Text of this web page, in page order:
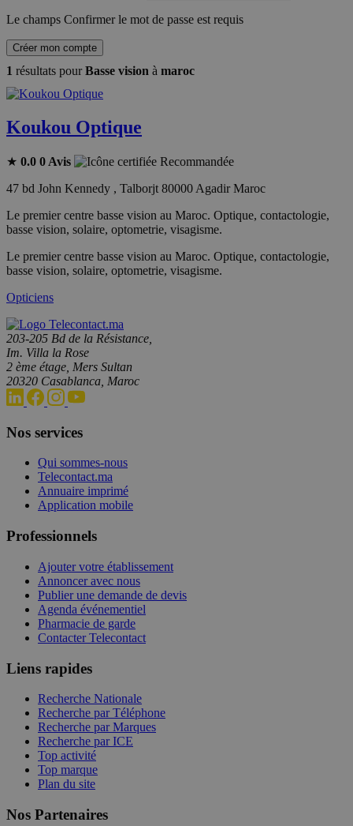
Le champs Confirmer le mot de passe est requis
Créer mon compte
1 résultats pourBasse vision à maroc
Koukou Optique
★ 0.0 0 Avis
Recommandée
47 bd John Kennedy , Talborjt 80000 Agadir Maroc
Le premier centre basse vision au Maroc. Optique, contactologie,
basse vision, solaire, optometrie, visagisme.
Le premier centre basse vision au Maroc. Optique, contactologie,
basse vision, solaire, optometrie, visagisme.
Opticiens
203-205 Bd de la Résistance,
Im. Villa la Rose
2 ème étage, Mers Sultan
20320 Casablanca, Maroc
Nos services
Qui sommes-nous
Telecontact.ma
Annuaire imprimé
Application mobile
Professionnels
Ajouter votre établissement
Annoncer avec nous
Publier une demande de devis
Agenda événementiel
Pharmacie de garde
Contacter Telecontact
Liens rapides
Recherche Nationale
Recherche par Téléphone
Recherche par Marques
Recherche par ICE
Top activité
Top marque
Plan du site
Nos Partenaires